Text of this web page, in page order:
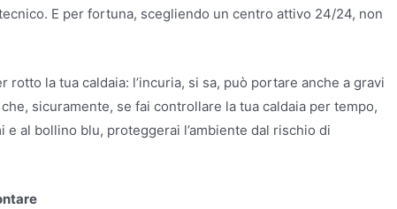
E per fortuna, scegliendo un centro attivo 24/24, non
rotto la tua caldaia: l’incuria, si sa, può portare anche a gravi
sicuramente, se fai controllare la tua caldaia per tempo,
al bollino blu, proteggerai l’ambiente dal rischio di